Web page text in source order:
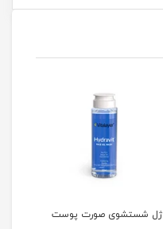
ژل شستشوی صورت پوست